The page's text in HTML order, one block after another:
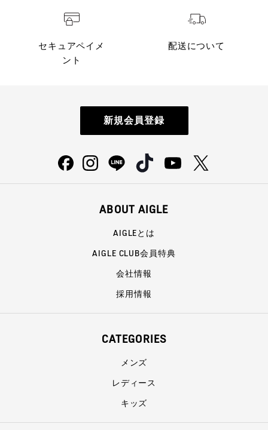
セキュアペイメ
ント
配送について
新規会員登録
ABOUT AIGLE
AIGLEとは
AIGLE CLUB会員特典
会社情報
採用情報
CATEGORIES
メンズ
レディース
キッズ